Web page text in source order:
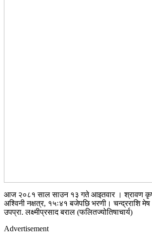
आज २०८१ साल साउन १३ गते आइतवार । श्रावण
अश्विनी नक्षत्र, १५ः४१ बजेपछि भरणी। चन्द्रराशि
उपप्रा. लक्ष्मीप्रसाद बराल (फलितज्योतिषाचार्य)
Advertisement